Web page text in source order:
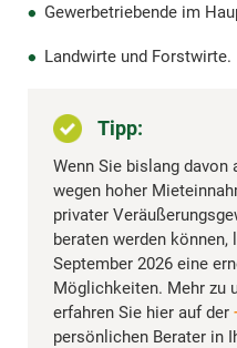
Gewerbetriebende im
Landwirte und Forstwirte.
Tipp:
Wenn Sie bislang davon
wegen hoher
privater
beraten werden können,
September 2026 eine
Möglichkeiten. Mehr zu
erfahren Sie hier auf der
persönlichen Berater in